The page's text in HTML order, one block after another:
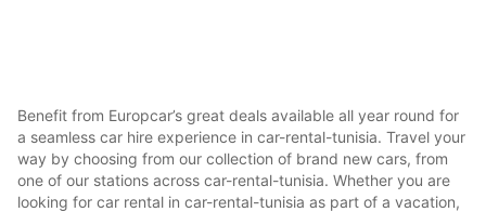
Benefit from Europcar’s great deals available all year round for
a seamless car hire experience in car-rental-tunisia. Travel your
way by choosing from our collection of brand new cars, from
one of our stations across car-rental-tunisia. Whether you are
looking for car rental in car-rental-tunisia as part of a vacation,